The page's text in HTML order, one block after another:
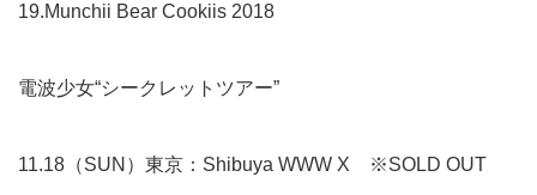
19.Munchii Bear Cookiis 2018
電波少女“シークレットツアー”
11.18（SUN）東京：Shibuya WWW X ※SOLD OUT